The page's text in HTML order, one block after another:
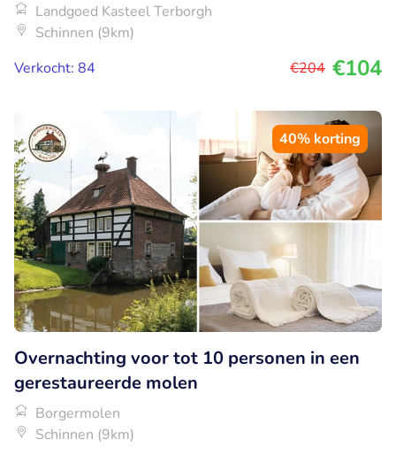
Landgoed Kasteel Terborgh
Schinnen (9km)
Verkocht: 84
€204 €104
40% korting
Overnachting voor tot 10 personen in een
gerestaureerde molen
Borgermolen
Schinnen (9km)